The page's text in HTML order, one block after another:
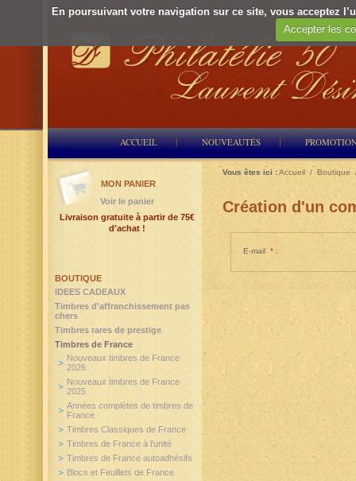
En poursuivant votre navigation sur ce site, vous acceptez
Accepter les
ACCUEIL NOUVEAUTÉS
Vous êtes ici :Accueil / Boutique
Création d'un
E-mail * :
BOUTIQUE
IDEES CADEAUX
Timbres d'affranchissement pas
chers
Timbres rares de prestige
Timbres de France
Nouveaux timbres de France
2026
Nouveaux timbres de France
2025
Années complètes de timbres de
France
Timbres Classiques de France
Timbres de France à l'unité
Timbres de France autoadhésifs
Blocs et Feuillets de France
MON PANIER
Voir le panier
Livraison gratuite à partir de 75€
d'achat !